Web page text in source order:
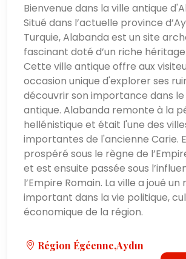
Bienvenue dans la ville antique
Situé dans l’actuelle province
Turquie, Alabanda est un site
fascinant doté d’un riche
Cette ville antique offre aux
occasion unique d'explorer ses
découvrir son importance dans
antique. Alabanda remonte à la
hellénistique et était l'une des
importantes de l'ancienne Carie.
prospéré sous le règne de
et est ensuite passée sous
l’Empire Romain. La ville a joué un
important dans la vie politique,
économique de la région.
Région Égéenne,Aydın